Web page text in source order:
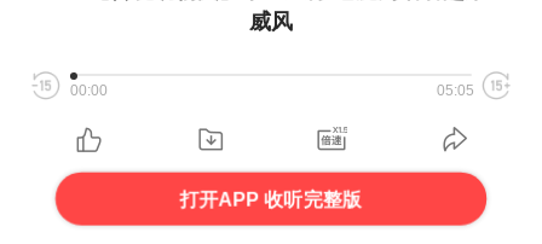
威风
00:00 05:05
打开APP 收听完整版